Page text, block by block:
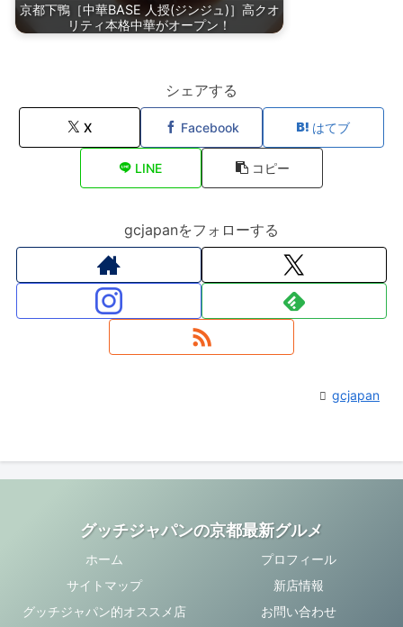
京都下鴨［中華BASE 人授(ジンジュ)］高クオ
リティ本格中華がオープン！
シェアする
X Facebook はてブ
LINE コピー
gcjapanをフォローする
gcjapan
グッチジャパンの京都最新グルメ
ホーム
プロフィール
サイトマップ
新店情報
グッチジャパン的オススメ店
お問い合わせ